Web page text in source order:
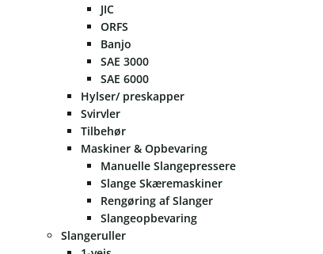
JIC
ORFS
Banjo
SAE 3000
SAE 6000
Hylser/ preskapper
Svirvler
Tilbehør
Maskiner & Opbevaring
Manuelle Slangepressere
Slange Skæremaskiner
Rengøring af Slanger
Slangeopbevaring
Slangeruller